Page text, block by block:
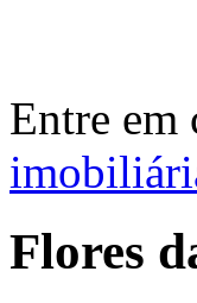
Entre em
Flores